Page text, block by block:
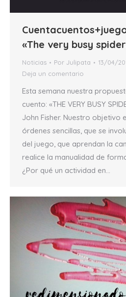
«The very busy
Noticias Por Julipata
13/04/
Deja un comentario
Esta semana nuestra
cuento: «THE VERY BUSY
John Fisher. Nuestro objetivo
órdenes sencillas, que se
del juego, que aprendan la
realice la manualidad de
¿Por qué un actividad en…